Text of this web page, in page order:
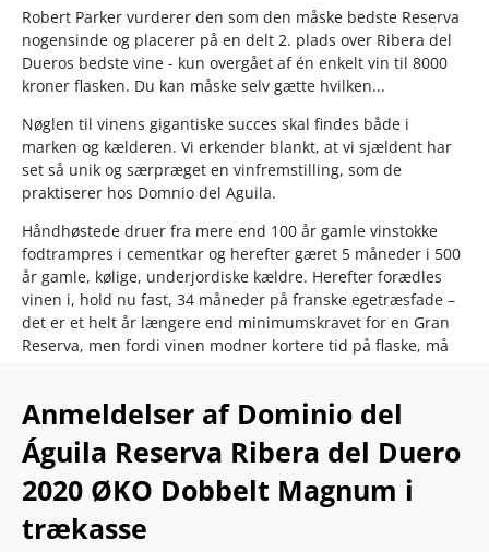
Robert Parker vurderer den som den måske bedste Reserva
nogensinde og placerer på en delt 2. plads over Ribera del
Dueros bedste vine - kun overgået af én enkelt vin til 8000
kroner flasken. Du kan måske selv gætte hvilken...
Nøglen til vinens gigantiske succes skal findes både i
marken og kælderen. Vi erkender blankt, at vi sjældent har
set så unik og særpræget en vinfremstilling, som de
praktiserer hos Domnio del Aguila.
Håndhøstede druer fra mere end 100 år gamle vinstokke
fodtrampres i cementkar og herefter gæret 5 måneder i 500
år gamle, kølige, underjordiske kældre. Herefter forædles
vinen i, hold nu fast, 34 måneder på franske egetræsfade –
det er et helt år længere end minimumskravet for en Gran
Reserva, men fordi vinen modner kortere tid på flaske, må
egetræsfadene er essentiel for at opnå nøglen til vinens
svævende elegance og enestående kompleksitet.
Dominio del Aguila blev sidste år den første producent i
Spaniens og Ribera del Dueros historie til at score 2 x 100
points hos Robert Parker i samme årgang (Canta La Perdiz
og Peñas Aladas 2016). Lige i hælene følger deres Reserva,
Anmeldelser af Dominio del
Águila Reserva Ribera del Duero
2020 ØKO Dobbelt Magnum i
trækasse